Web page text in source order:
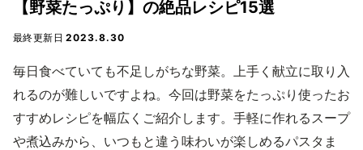
【野菜たっぷり】の絶品レシピ15選
最終更新日2023.8.30
毎日食べていても不足しがちな野菜。上手く献立に取り入
れるのが難しいですよね。今回は野菜をたっぷり使ったお
すすめレシピを幅広くご紹介します。手軽に作れるスープ
や煮込みから、いつもと違う味わいが楽しめるパスタま